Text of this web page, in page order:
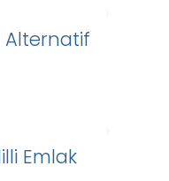
Alternatif
Emlak